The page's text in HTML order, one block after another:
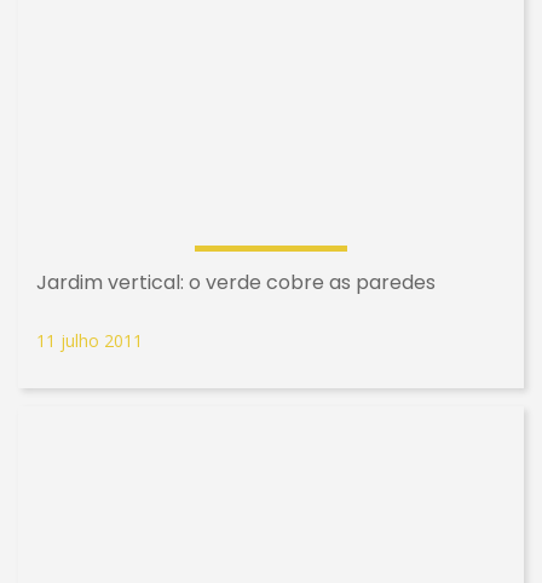
Jardim vertical: o verde cobre as paredes
11 julho 2011